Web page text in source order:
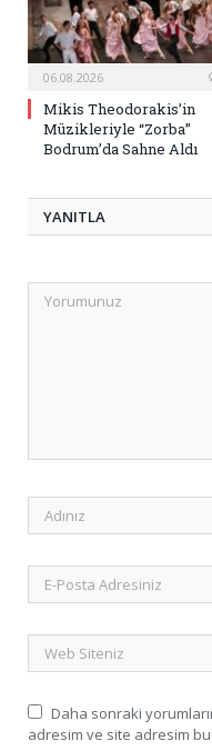
06.08.2026
Mikis Theodorakis’in
Müzikleriyle “Zorba”
Bodrum’da Sahne Aldı
YANITLA
Daha sonraki
adresim ve site adresim